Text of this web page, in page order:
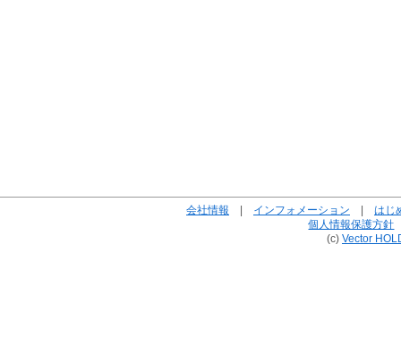
会社情報 | インフォメーション | はじ
個人情報保護方針
(c) Vector